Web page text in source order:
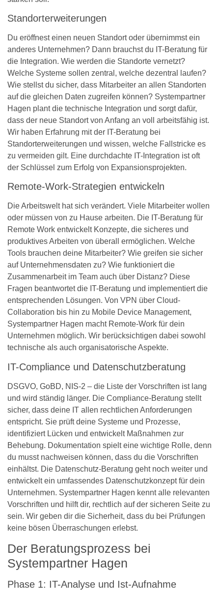
Standorterweiterungen
Du eröffnest einen neuen Standort oder übernimmst ein
anderes Unternehmen? Dann brauchst du IT-Beratung für
die Integration. Wie werden die Standorte vernetzt?
Welche Systeme sollen zentral, welche dezentral laufen?
Wie stellst du sicher, dass Mitarbeiter an allen Standorten
auf die gleichen Daten zugreifen können? Systempartner
Hagen plant die technische Integration und sorgt dafür,
dass der neue Standort von Anfang an voll arbeitsfähig ist.
Wir haben Erfahrung mit der IT-Beratung bei
Standorterweiterungen und wissen, welche Fallstricke es
zu vermeiden gilt. Eine durchdachte IT-Integration ist oft
der Schlüssel zum Erfolg von Expansionsprojekten.
Remote-Work-Strategien entwickeln
Die Arbeitswelt hat sich verändert. Viele Mitarbeiter wollen
oder müssen von zu Hause arbeiten. Die IT-Beratung für
Remote Work entwickelt Konzepte, die sicheres und
produktives Arbeiten von überall ermöglichen. Welche
Tools brauchen deine Mitarbeiter? Wie greifen sie sicher
auf Unternehmensdaten zu? Wie funktioniert die
Zusammenarbeit im Team auch über Distanz? Diese
Fragen beantwortet die IT-Beratung und implementiert die
entsprechenden Lösungen. Von VPN über Cloud-
Collaboration bis hin zu Mobile Device Management,
Systempartner Hagen macht Remote-Work für dein
Unternehmen möglich. Wir berücksichtigen dabei sowohl
technische als auch organisatorische Aspekte.
IT-Compliance und Datenschutzberatung
DSGVO, GoBD, NIS-2 – die Liste der Vorschriften ist lang
und wird ständig länger. Die Compliance-Beratung stellt
sicher, dass deine IT allen rechtlichen Anforderungen
entspricht. Sie prüft deine Systeme und Prozesse,
identifiziert Lücken und entwickelt Maßnahmen zur
Behebung. Dokumentation spielt eine wichtige Rolle, denn
du musst nachweisen können, dass du die Vorschriften
einhältst. Die Datenschutz-Beratung geht noch weiter und
entwickelt ein umfassendes Datenschutzkonzept für dein
Unternehmen. Systempartner Hagen kennt alle relevanten
Vorschriften und hilft dir, rechtlich auf der sicheren Seite zu
sein. Wir geben dir die Sicherheit, dass du bei Prüfungen
keine bösen Überraschungen erlebst.
Der Beratungsprozess bei
Systempartner Hagen
Phase 1: IT-Analyse und Ist-Aufnahme